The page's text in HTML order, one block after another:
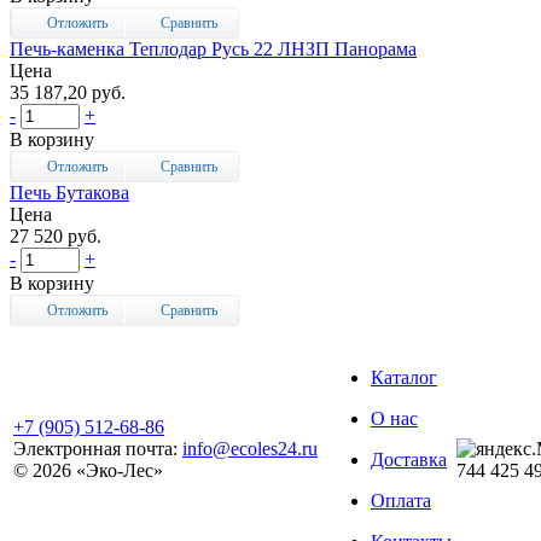
Отложить Сравнить
Печь-каменка Теплодар Русь 22 ЛНЗП Панорама
Цена
35 187,20 руб.
-
+
В корзину
Отложить Сравнить
Печь Бутакова
Цена
27 520 руб.
-
+
В корзину
Отложить Сравнить
+7 (905) 512-68-86
Электронная почта: info@ecoles24.ru
© 2026 «Эко-Лес»
Каталог
О нас
Доставка
Оплата
744 425